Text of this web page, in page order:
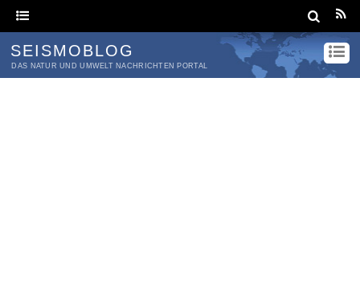
SEISMOBLOG
DAS NATUR UND UMWELT NACHRICHTEN PORTAL